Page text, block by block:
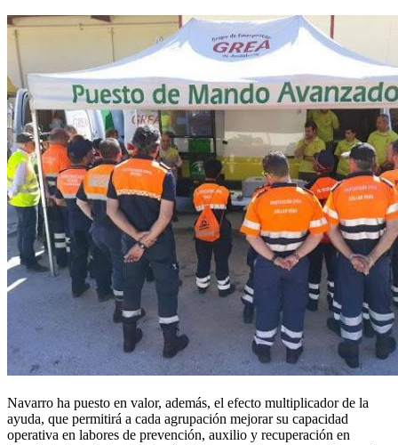
Navarro ha puesto en valor, además, el efecto multiplicador de la
ayuda, que permitirá a cada agrupación mejorar su capacidad
operativa en labores de prevención, auxilio y recuperación en